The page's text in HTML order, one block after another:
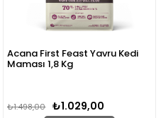
Acana First Feast Yavru Kedi
Maması 1,8 Kg
₺1.029,00
₺1.498,00